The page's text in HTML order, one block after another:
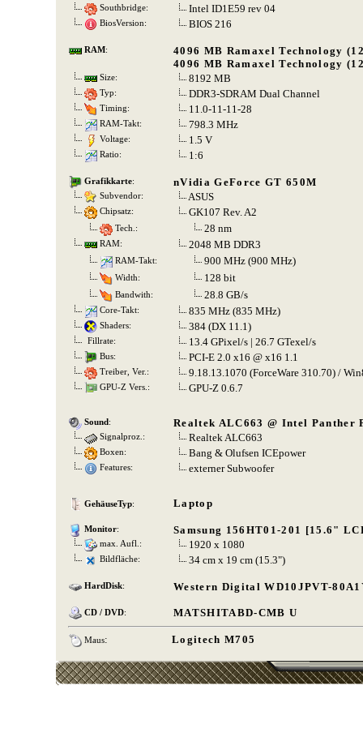
Southbridge: Intel ID1E59 rev 04
BiosVersion: BIOS 216
RAM:
4096 MB Ramaxel Technology
4096 MB Ramaxel Technology
Size: 8192 MB
Typ: DDR3-SDRAM Dual Channel
Timing: 11.0-11-11-28
RAM-Takt: 798.3 MHz
Voltage: 1.5 V
Ratio: 1:6
Grafikkarte: nVidia GeForce GT 650M
Subvendor: ASUS
Chipsatz: GK107 Rev. A2
Tech.: 28 nm
RAM: 2048 MB DDR3
RAM-Takt: 900 MHz (900 MHz)
Width: 128 bit
Bandwith: 28.8 GB/s
Core-Takt: 835 MHz (835 MHz)
Shaders: 384 (DX 11.1)
Fillrate: 13.4 GPixel/s | 26.7 GTexel/s
Bus: PCI-E 2.0 x16 @ x16 1.1
Treiber, Ver.: 9.18.13.1070 (ForceWare 310.70) /
GPU-Z Vers.: GPU-Z 0.6.7
Sound: Realtek ALC663 @ Intel
Signalproz.: Realtek ALC663
Boxen: Bang & Olufsen ICEpower
Features: externer Subwoofer
GehäuseTyp: Laptop
Monitor: Samsung 156HT01-201 [15.6"
max. Aufl.: 1920 x 1080
Bildfläche: 34 cm x 19 cm (15.3")
HardDisk: Western Digital WD10JPVT-
CD / DVD: MATSHITABD-CMB U
Maus: Logitech M705